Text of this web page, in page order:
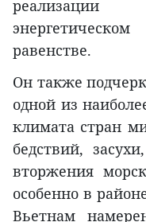
реализации
равенстве.
Он также
одной из
климата стран
бедствий,
вторжения
особенно в
Вьетнам